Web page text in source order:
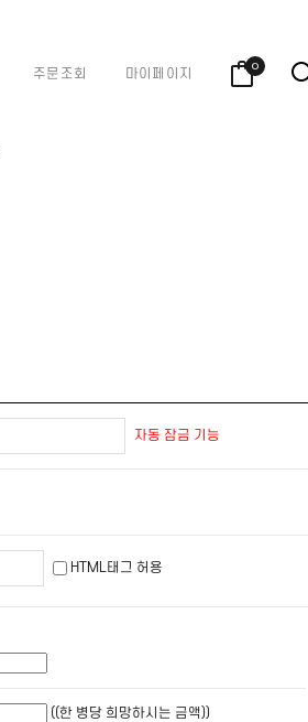
주문조회 마이페이지 0
자동 잠금 기능
HTML태그 허용
((한 병당 희망하시는 금액))